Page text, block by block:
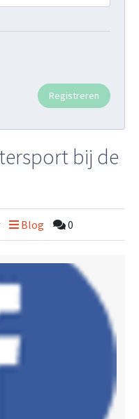
bij de
Blog 0